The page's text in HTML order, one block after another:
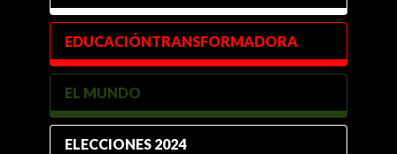
EDUCACIÓNTRANSFORMADORA
EL MUNDO
ELECCIONES 2024